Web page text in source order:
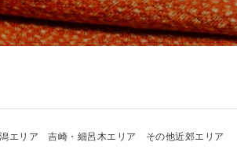
エリア 吉崎・細呂木エリア その他近郊エリア